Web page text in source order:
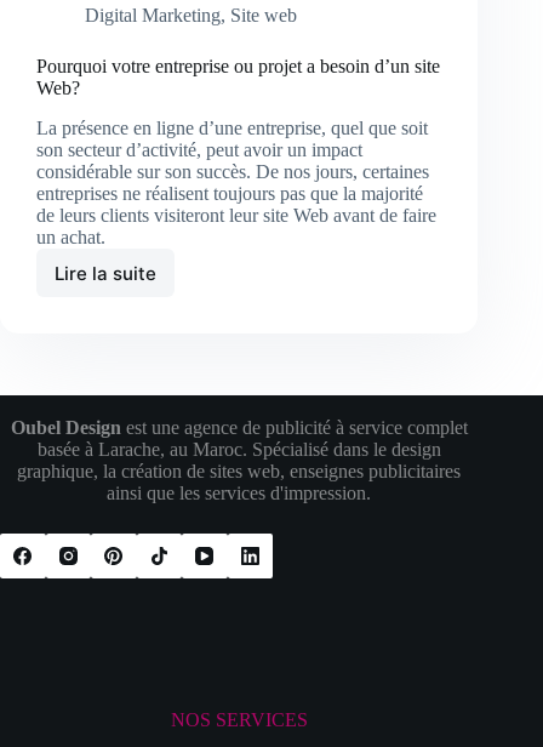
Digital Marketing, Site web
Pourquoi votre entreprise ou projet a besoin d’un site
Web?
La présence en ligne d’une entreprise, quel que soit
son secteur d’activité, peut avoir un impact
considérable sur son succès. De nos jours, certaines
entreprises ne réalisent toujours pas que la majorité
de leurs clients visiteront leur site Web avant de faire
un achat.
Lire la suite
Pourquoi
a
besoin
d’un
site
Web?
Oubel Design est une agence de publicité à service complet
basée à Larache, au Maroc. Spécialisé dans le design
graphique, la création de sites web, enseignes publicitaires
ainsi que les services d'impression.
NOS SERVICES